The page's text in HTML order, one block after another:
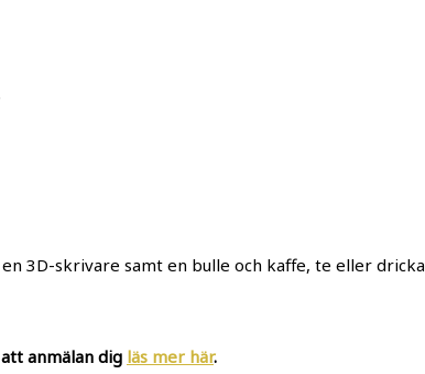
3D-skrivare samt en bulle och kaffe, te eller dricka
anmälan dig läs mer här.